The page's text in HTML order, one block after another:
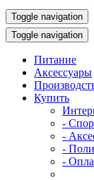
Toggle navigation
Toggle navigation
Питание
Аксессуары
Купить
-
-
-
-